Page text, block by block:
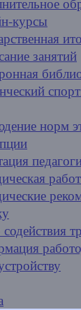
курсы
занятий
норм